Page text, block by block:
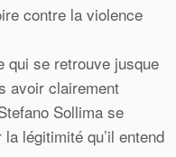
contre la violence
qui se retrouve jusque
avoir clairement
Sollima se
légitimité qu’il entend